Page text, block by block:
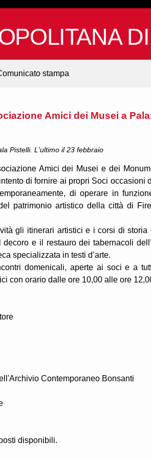
stampa
Amici dei Musei a
Pistelli. L'ultimo il 23 febbraio
Amici dei Musei e dei
di fornire ai propri Soci occasioni
di operare in
patrimonio artistico della città di
gli itinerari artistici e i corsi di storia
decoro e il restauro dei tabernacoli
specializzata in testi d’arte.
domenicali, aperte ai soci e a
con orario dalle ore 10,00 alle ore
Contemporaneo Bonsanti
disponibili.